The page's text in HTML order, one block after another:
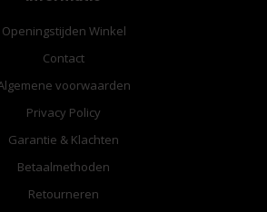
Openingstijden Winkel
Contact
voorwaarden
Privacy Policy
Garantie & Klachten
Betaalmethoden
Retourneren